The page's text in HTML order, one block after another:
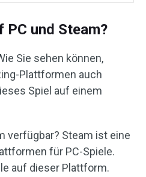
PC und Steam?
Sie sehen können,
Plattformen auch
Spiel auf einem
verfügbar? Steam ist eine
für PC-Spiele.
auf dieser Plattform.